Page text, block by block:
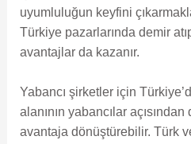
uyumluluğun keyfini
Türkiye pazarlarında demir
avantajlar da kazanır.
Yabancı şirketler için
alanının yabancılar
avantaja dönüştürebilir. Türk